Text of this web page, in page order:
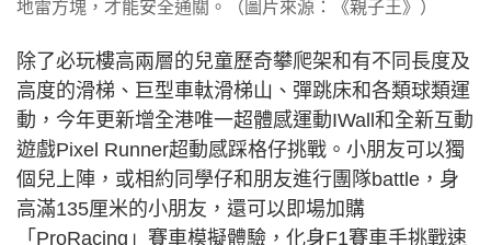
地雷方塊，才能安全通關。（圖片來源：《親子王》）
除了必玩樓高兩層的兒童歷奇攀爬架和有不同長度及
高度的滑梯、巨型車軚滑梯山、彈跳床和各類球類運
動，今年更新增全港唯一超體感運動IWall和全新互動
遊戲Pixel Runner超動感踩格仔挑戰。小朋友可以獨
個兒上陣，或相約同學仔和朋友進行團隊battle，身
高滿135厘米的小朋友，還可以即場加購
「ProRacing」賽車模擬體驗，化身F1賽車手挑戰速